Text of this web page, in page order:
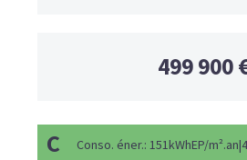
499 900
C Conso. éner.: 151kWhEP/